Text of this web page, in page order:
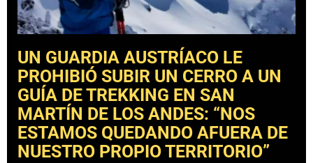
UN GUARDIA AUSTRÍACO LE
PROHIBIÓ SUBIR UN CERRO A UN
GUÍA DE TREKKING EN SAN
MARTÍN DE LOS ANDES: “NOS
ESTAMOS QUEDANDO AFUERA DE
NUESTRO PROPIO TERRITORIO”